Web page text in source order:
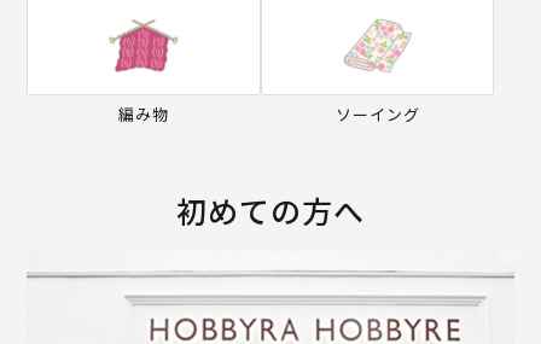
編み物 ソーイング
初めての方へ